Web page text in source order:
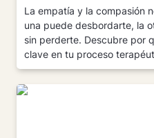
La empatía y la compasión
una puede desbordarte, la
sin perderte. Descubre por
clave en tu proceso
No "Hay que tomar a